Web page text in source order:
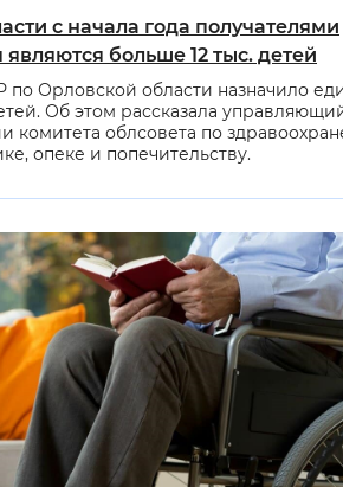
с начала года получателями
больше 12 тыс. детей
по Орловской области назначило
Об этом рассказала
комитета облсовета по
опеке и попечительству.